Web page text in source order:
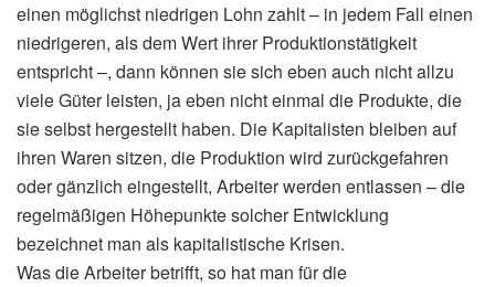
einen möglichst niedrigen Lohn zahlt – in jedem Fall einen
niedrigeren, als dem Wert ihrer Produktionstätigkeit
entspricht –, dann können sie sich eben auch nicht allzu
viele Güter leisten, ja eben nicht einmal die Produkte, die
sie selbst hergestellt haben. Die Kapitalisten bleiben auf
ihren Waren sitzen, die Produktion wird zurückgefahren
oder gänzlich eingestellt, Arbeiter werden entlassen – die
regelmäßigen Höhepunkte solcher Entwicklung
bezeichnet man als kapitalistische Krisen.
Was die Arbeiter betrifft, so hat man für die